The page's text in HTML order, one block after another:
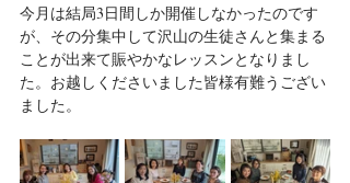
今月は結局3日間しか開催しなかったのです
が、その分集中して沢山の生徒さんと集まる
ことが出来て賑やかなレッスンとなりまし
た。お越しくださいました皆様有難うござい
ました。